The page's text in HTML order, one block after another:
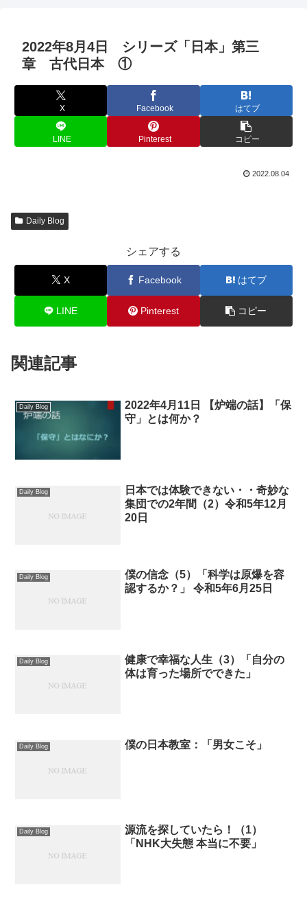
2022年8月4日 シリーズ「日本」第三
章 古代日本 ①
X Facebook はてブ
LINE Pinterest コピー
2022.08.04
Daily Blog
シェアする
X Facebook はてブ
LINE Pinterest コピー
関連記事
Daily Blog
2022年4月11日 【炉端の話】「保
守」とは何か？
Daily Blog
日本では体験できない・・奇妙な
集団での2年間（2）令和5年12月
20日
Daily Blog
僕の信念（5）「科学は原爆を容
認するか？」 令和5年6月25日
Daily Blog
健康で幸福な人生（3）「自分の
体は育った場所でできた」
Daily Blog 僕の日本教室：「男女こそ」
Daily Blog
源流を探していたら！（1）
「NHK大失態 本当に不要」